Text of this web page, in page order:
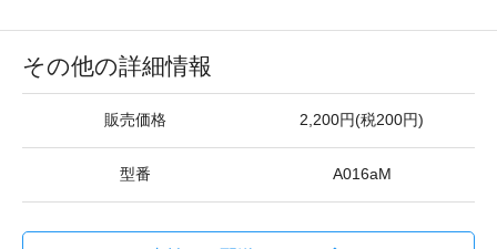
その他の詳細情報
販売価格 2,200円(税200円)
型番 A016aM